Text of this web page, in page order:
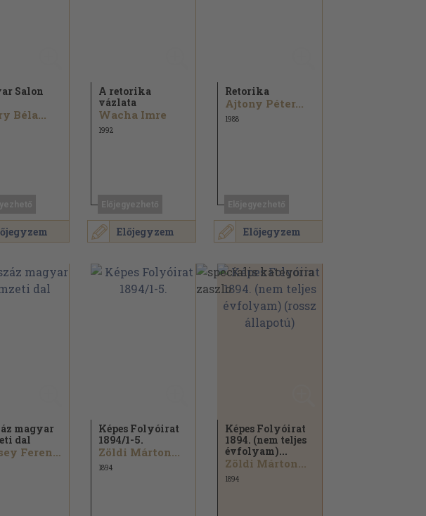
Salon
Béla...
Előjegyzem
A retorika
vázlata
Wacha Imre
1992
Előjegyzem
Retorika
Ajtony Péter...
1988
magyar
dal
Kölcsey Ferenc...
Képes Folyóirat
1894/1-5.
Zöldi Márton...
1894
Képes Folyóirat
1894. (nem teljes
évfolyam)...
Zöldi Márton...
1894